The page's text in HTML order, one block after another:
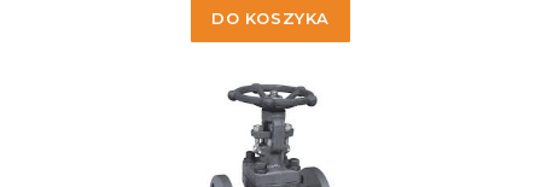
DO KOSZYKA